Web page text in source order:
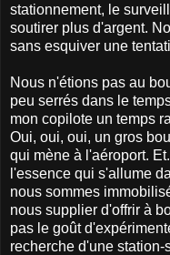
stationnement, le
soutirer plus d'argent.
sans esquiver une
Nous n'étions pas au
peu serrés dans le
mon copilote un temps
Oui, oui, oui, un gros
qui mène à l'aéroport.
l'essence qui s'allume
nous sommes
nous supplier d'offrir à
pas le goût
recherche d'une